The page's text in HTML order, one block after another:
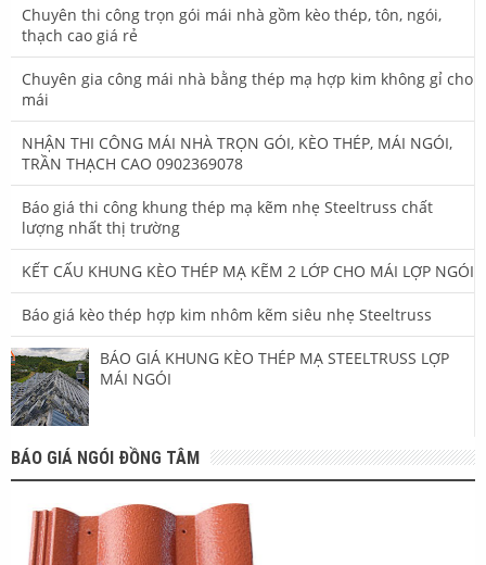
Chuyên thi công trọn gói mái nhà gồm kèo thép, tôn, ngói,
thạch cao giá rẻ
Chuyên gia công mái nhà bằng thép mạ hợp kim không gỉ cho
mái
NHẬN THI CÔNG MÁI NHÀ TRỌN GÓI, KÈO THÉP, MÁI NGÓI,
TRẦN THẠCH CAO 0902369078
Báo giá thi công khung thép mạ kẽm nhẹ Steeltruss chất
lượng nhất thị trường
KẾT CẤU KHUNG KÈO THÉP MẠ KẼM 2 LỚP CHO MÁI LỢP NGÓI
Báo giá kèo thép hợp kim nhôm kẽm siêu nhẹ Steeltruss
BÁO GIÁ KHUNG KÈO THÉP MẠ STEELTRUSS LỢP
MÁI NGÓI
BÁO GIÁ NGÓI ĐỒNG TÂM